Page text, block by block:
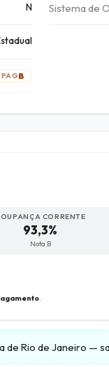
N
B
Sistema de
CORRENTE
93,3%
Nota B
.
de Rio de Janeiro —